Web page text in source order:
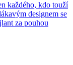
každého, kdo touží
designem se
za pouhou